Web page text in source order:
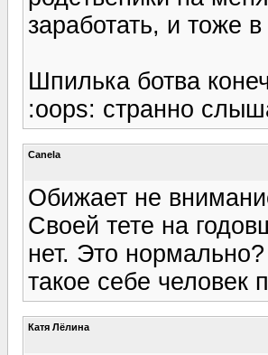
заработать, и тоже
Шпилька ботва
:oops: странно
Canela
Обижает не
Своей тете на
нет. Это
такое себе человек
Катя Лёлина